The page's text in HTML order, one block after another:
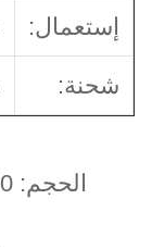
إستعمال:
شحنة:
الحجم: 370 * 140 * 130 ملم